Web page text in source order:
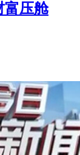
富压舱